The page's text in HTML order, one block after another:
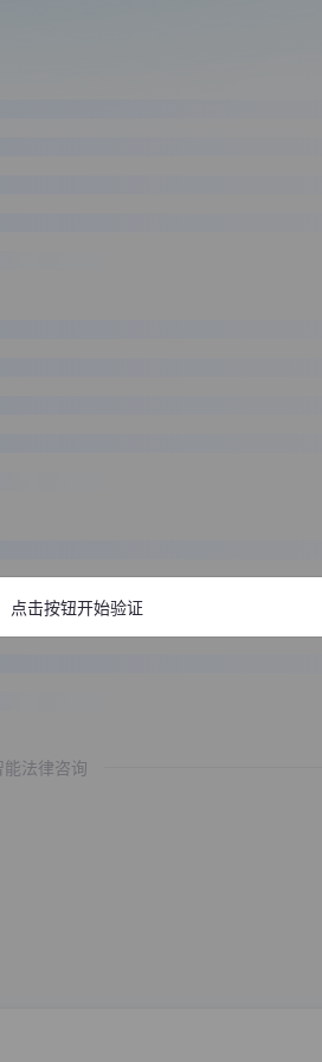
法律咨询
点击按钮开始验证